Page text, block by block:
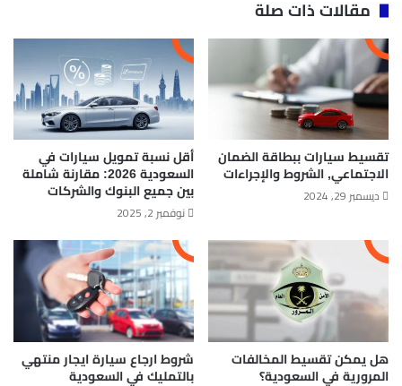
مقالات ذات صلة
تقسيط سيارات ببطاقة الضمان
الاجتماعي, الشروط والإجراءات
ديسمبر 29, 2024
أقل نسبة تمويل سيارات في
السعودية 2026: مقارنة شاملة
بين جميع البنوك والشركات
نوفمبر 2, 2025
هل يمكن تقسيط المخالفات
المرورية في السعودية؟
شروط ارجاع سيارة ايجار منتهي
بالتمليك في السعودية